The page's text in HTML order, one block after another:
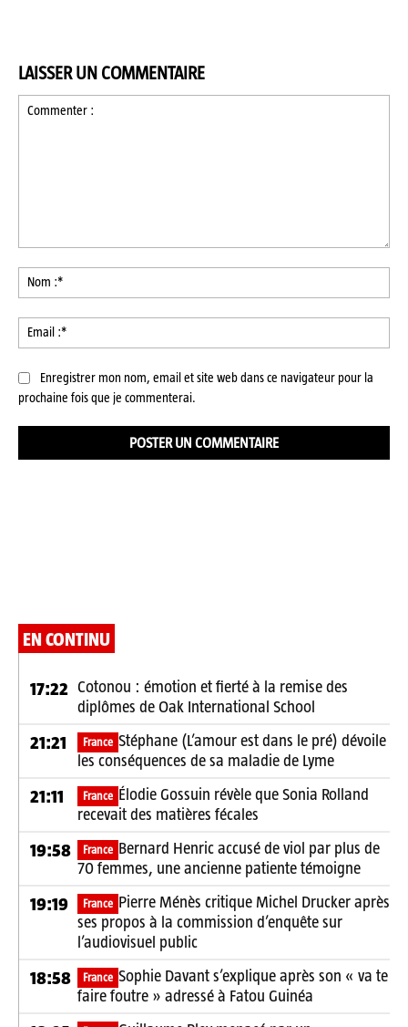
LAISSER UN COMMENTAIRE
Enregistrer mon nom, email et site web dans ce navigateur pour la
prochaine fois que je commenterai.
EN CONTINU
17:22 Cotonou : émotion et fierté à la remise des
diplômes de Oak International School
21:21 France Stéphane (L’amour est dans le pré) dévoile
les conséquences de sa maladie de Lyme
21:11 France Élodie Gossuin révèle que Sonia Rolland
recevait des matières fécales
19:58 France Bernard Henric accusé de viol par plus de
70 femmes, une ancienne patiente témoigne
19:19 France Pierre Ménès critique Michel Drucker après
ses propos à la commission d’enquête sur
l’audiovisuel public
18:58 France Sophie Davant s’explique après son « va te
faire foutre » adressé à Fatou Guinéa